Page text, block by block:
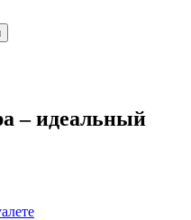
– идеальный